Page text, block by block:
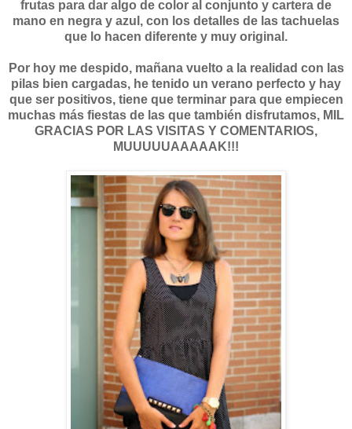
frutas para dar algo de color al conjunto y cartera de
mano en negra y azul, con los detalles de las tachuelas
que lo hacen diferente y muy original.
Por hoy me despido, mañana vuelto a la realidad con las
pilas bien cargadas, he tenido un verano perfecto y hay
que ser positivos, tiene que terminar para que empiecen
muchas más fiestas de las que también disfrutamos, MIL
GRACIAS POR LAS VISITAS Y COMENTARIOS,
MUUUUUAAAAAK!!!